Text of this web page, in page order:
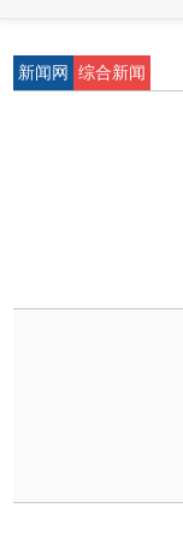
新闻网
综合新闻